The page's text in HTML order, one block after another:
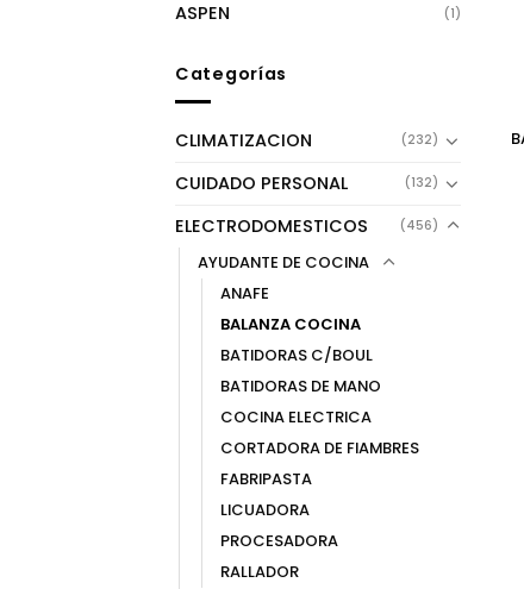
ASPEN (1)
Categorías
CLIMATIZACION (232)
CUIDADO PERSONAL (132)
ELECTRODOMESTICOS (456)
AYUDANTE DE COCINA
ANAFE
BALANZA COCINA
BATIDORAS C/BOUL
BATIDORAS DE MANO
COCINA ELECTRICA
CORTADORA DE FIAMBRES
FABRIPASTA
LICUADORA
PROCESADORA
RALLADOR